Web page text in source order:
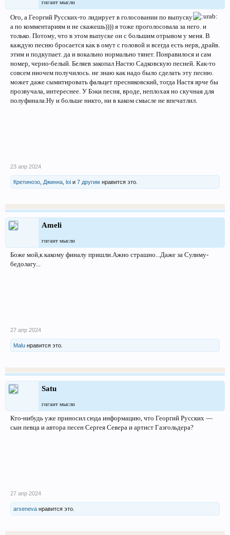
гигант мысли
Ого, а Георгий Русских-то лидирует в голосовании по выпуску
а по комментариям и не скажешь)))) я тоже проголосовала за него. и
только. Потому, что в этом выпуске он с большим отрывом у меня. В
каждую песню бросается как в омут с головой и всегда есть нерв, драйв.
этим и подкупает. да и вокально нормально тянет. Понравилося и сам
номер, черно-белый. Беляев закопал Настю Садковскую песней. Как-то
совсем ниочем получилось. не знаю как надо было сделать эту песню.
может даже сымитировать фальцет пресняковский, тогда Настя ярче бы
прозвучала, интереснее. У Бэки песня, вроде, неплохая но скучная для
полуфинала.Ну и больше никто, ни в каком смысле не впечатлил.
23 апр 2024
Кретинозо Джинна loi и 7 другим нравится это.
Ameli
гигант мысли
Боже мой,к какому финалу пришли.Ажно страшно...Даже за Сулиму-
бедолагу...
27 апр 2024
Malu нравится это.
Satu
гигант мысли
Кто-нибудь уже приносил сюда информацию, что Георгий Русских —
сын певца и автора песен Сергея Севера и артист Газгольдера?
27 апр 2024
arseneva нравится это.